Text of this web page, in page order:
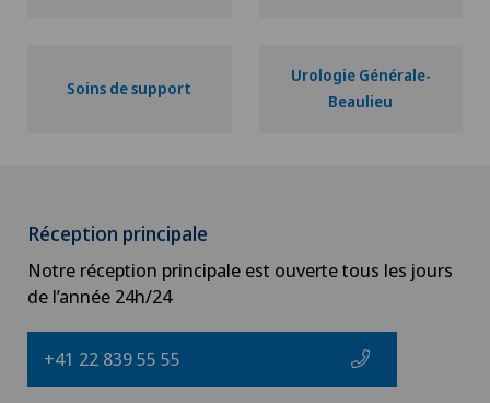
Soins de support
Urologie Générale-
Beaulieu
Réception principale
Notre réception principale est ouverte tous les jours
de l’année 24h/24
+41 22 839 55 55